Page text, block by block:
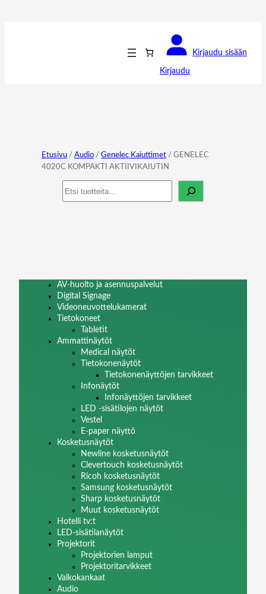
Kirjaudu
Kirjaudu sisään
Etusivu /Audio /Genelec Kaiuttimet / GENELEC
4020C KOMPAKTI AKTIIVIKAIUTIN
Haku
AV-huolto ja asennuspalvelut
Digital Signage
Videoneuvottelukamerat
Tietokoneet
Tabletit
Ammattinäytöt
Medical näytöt
Tietokonenäytöt
Tietokonenäyttöjen tarvikkeet
Infonäytöt
Infonäyttöjen tarvikkeet
LED -sisätilojen näytöt
Vestel
E-paper näyttö
Kosketusnäytöt
Newline kosketusnäytöt
Clevertouch kosketusnäytöt
Ricoh kosketusnäytöt
Samsung kosketusnäytöt
Sharp kosketusnäytöt
Muut kosketusnäytöt
Hotelli tv:t
LED-sisätilanäytöt
Projektorit
Projektorien lamput
Projektoritarvikkeet
Valkokankaat
Audio